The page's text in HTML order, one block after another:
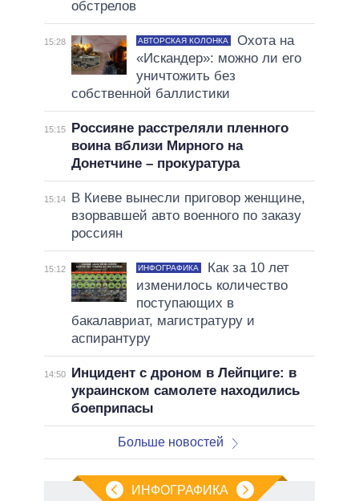
обстрелов
15:28 АВТОРСКАЯ КОЛОНКА
Охота на
«Искандер»: можно ли его
уничтожить без
собственной баллистики
15:15
Россияне расстреляли пленного
воина вблизи Мирного на
Донетчине – прокуратура
15:14
В Киеве вынесли приговор женщине,
взорвавшей авто военного по заказу
россиян
15:12 ИНФОГРАФИКА
Как за 10 лет
изменилось количество
поступающих в
бакалавриат, магистратуру и
аспирантуру
14:50
Инцидент с дроном в Лейпциге: в
украинском самолете находились
боеприпасы
Больше новостей
ИНФОГРАФИКА